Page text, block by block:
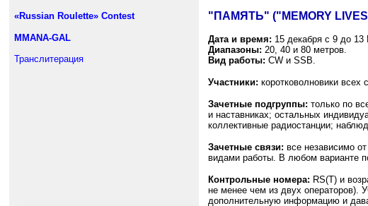
«Russian Roulette» Contest
MMANA-GAL
Транслитерация
"ПАМЯТЬ" ("MEMORY LIVES
Дата и время: 15 декабря с 9 до 13
Диапазоны: 20, 40 и 80 метров.
Вид работы: CW и SSB.
Участники: коротковолновики всех
Зачетные подгруппы: только по
и наставниках; остальных
коллективные радиостанции;
Зачетные связи: все независимо
видами работы. В любом варианте
Контрольные номера: RS(T) и
не менее чем из двух операторов).
дополнительную информацию и